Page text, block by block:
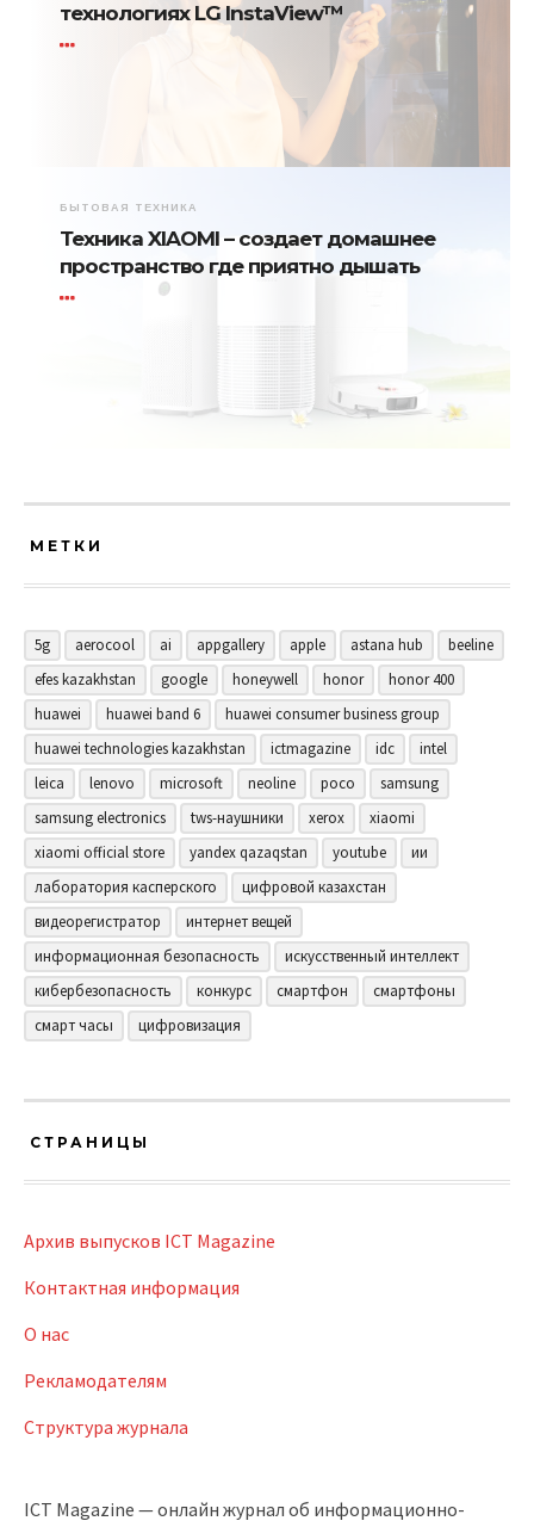
технологиях LG InstaView™
БЫТОВАЯ ТЕХНИКА
Техника XIAOMI – создает домашнее
пространство где приятно дышать
МЕТКИ
5g aerocool ai appgallery apple astana hub
beeline
efes kazakhstan
google honeywell honor
honor 400
huawei
huawei band 6
huawei consumer business group
huawei technologies kazakhstan
ictmagazine idc
intel
leica
lenovo microsoft neoline poco
samsung
samsung electronics
tws-наушники xerox
xiaomi
xiaomi official store
yandex qazaqstan youtube
ии
лаборатория касперского
цифровой казахстан
видеорегистратор
интернет вещей
информационная безопасность
искусственный интеллект
кибербезопасность
конкурс смартфон
смартфоны
смарт часы
цифровизация
СТРАНИЦЫ
Архив выпусков ICT Magazine
Контактная информация
О нас
Рекламодателям
Структура журнала
ICT Magazine — онлайн журнал об информационно-